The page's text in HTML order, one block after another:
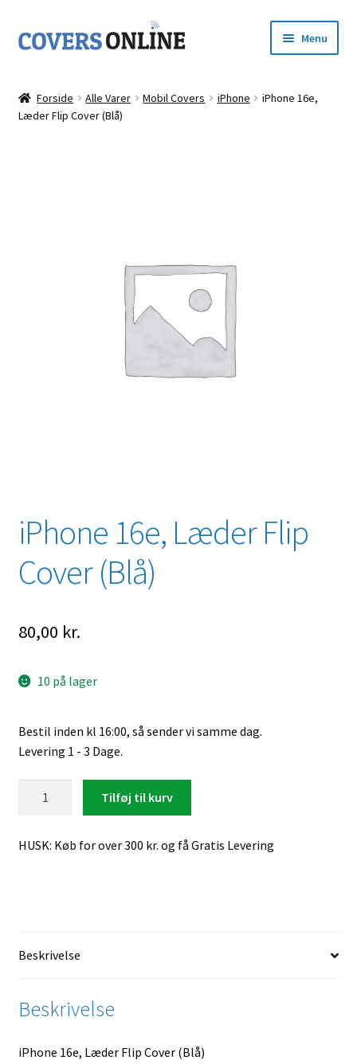
Spring
til
Spring
til
Menu
Shop
Forside Alle Varer Mobil Covers iPhone
iPhone 16e,
Læder Flip Cover (Blå)
iPhone 16e, Læder Flip
Cover (Blå)
80,00 kr.
10 på lager
Bestil inden kl 16:00, så sender vi samme dag.
Levering 1 - 3 Dage.
Flip
Tilføj til kurv
HUSK: Køb for over 300 kr. og få Gratis Levering
Beskrivelse
Beskrivelse
iPhone 16e, Læder Flip Cover (Blå)